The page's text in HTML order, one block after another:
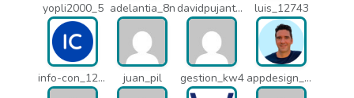
yopli2000_5 adelantia_8n davidpujantelopez_mrf luis_12743
info-con_12812 juan_pil gestion_kw4 appdesign_pbe